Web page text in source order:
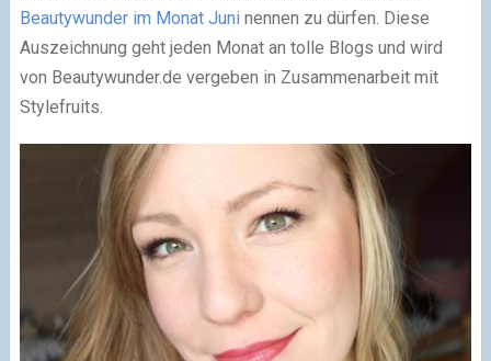
Beautywunder im Monat Juninennen zu dürfen. Diese
Auszeichnung geht jeden Monat an tolle Blogs und wird
von Beautywunder.de vergeben in Zusammenarbeit mit
Stylefruits.